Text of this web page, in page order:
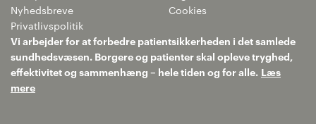
Avanceret søgning
Nyhedsbreve
Cookies
Privatlivspolitik
Vi arbejder for at forbedre patientsikkerheden i det samlede
sundhedsvæsen. Borgere og patienter skal opleve tryghed,
effektivitet og sammenhæng – hele tiden og for alle. Læs
mere